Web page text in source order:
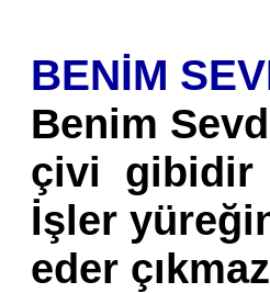
BENİM
Benim
çivi gibidir
İşler
eder